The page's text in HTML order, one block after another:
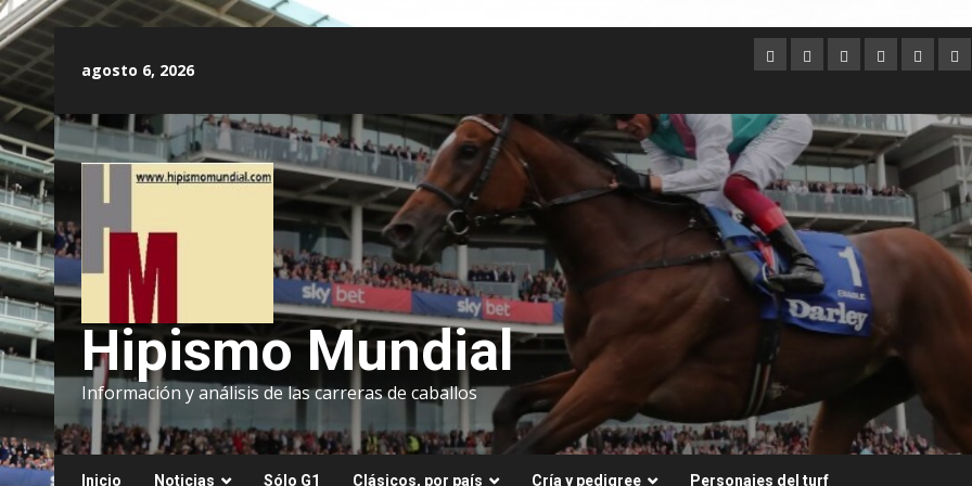
contenido
agosto 6, 2026
Argentina
AustraliaBrasilChileDubai
Hipismo Mundial
Información y análisis de las carreras de caballos
Inicio Noticias Sólo G1 Clásicos, por país Cría y pedigree Personajes del turf